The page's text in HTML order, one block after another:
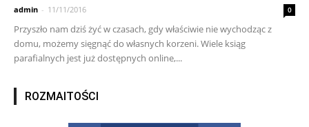
admin - 11/11/2016 0
Przyszło nam dziś żyć w czasach, gdy właściwie nie wychodząc z
domu, możemy sięgnąć do własnych korzeni. Wiele ksiąg
parafialnych jest już dostępnych online,...
ROZMAITOŚCI